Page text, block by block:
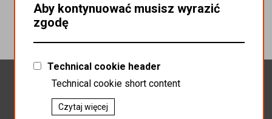
Newsletter
Aby kontynuować musisz wyrazić
zgodę
Technical cookie header
Technical cookie short content
Czytaj więcej